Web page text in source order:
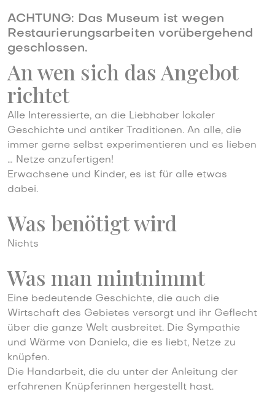
ACHTUNG: Das Museum ist wegen
Restaurierungsarbeiten vorübergehend
geschlossen.
An wen sich das Angebot
richtet
Alle Interessierte, an die Liebhaber lokaler
Geschichte und antiker Traditionen. An alle, die
immer gerne selbst experimentieren und es lieben
… Netze anzufertigen!
Erwachsene und Kinder, es ist für alle etwas
dabei.
Was benötigt wird
Nichts
Was man mintnimmt
Eine bedeutende Geschichte, die auch die
Wirtschaft des Gebietes versorgt und ihr Geflecht
über die ganze Welt ausbreitet. Die Sympathie
und Wärme von Daniela, die es liebt, Netze zu
knüpfen.
Die Handarbeit, die du unter der Anleitung der
erfahrenen Knüpferinnen hergestellt hast.